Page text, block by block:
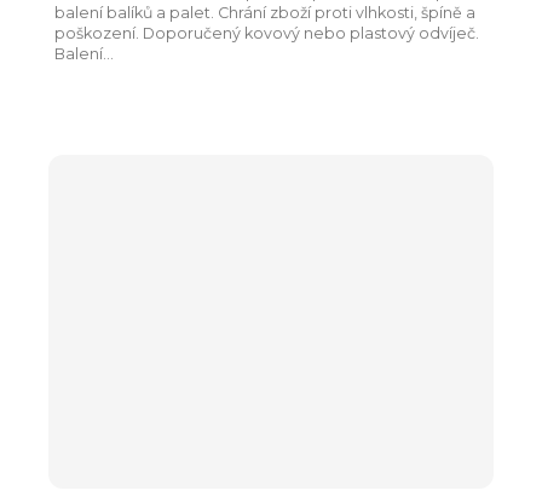
balení balíků a palet. Chrání zboží proti vlhkosti, špíně a
poškození. Doporučený kovový nebo plastový odvíječ.
Balení...